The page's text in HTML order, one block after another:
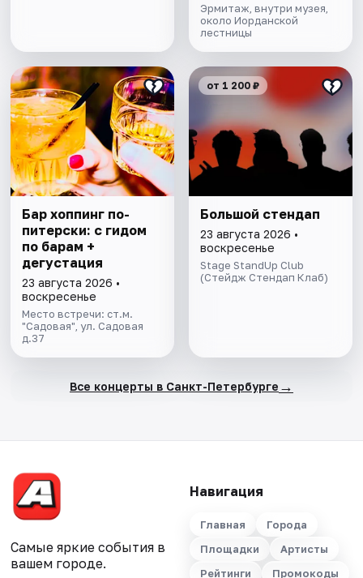
Эрмитаж, внутри музея,
около Иорданской
лестницы
Бар хоппинг по-
питерски: с гидом
по барам +
дегустация
23 августа 2026 •
воскресенье
Место встречи: ст.м.
"Садовая", ул. Садовая
д.37
от 1 200 ₽
Большой стендап
23 августа 2026 •
воскресенье
Stage StandUp Club
(Стейдж Стендап Клаб)
Все концерты в Санкт-Петербурге →
Самые яркие события в
вашем городе.
Навигация
Главная
Города
Площадки
Артисты
Рейтинги
Промокоды